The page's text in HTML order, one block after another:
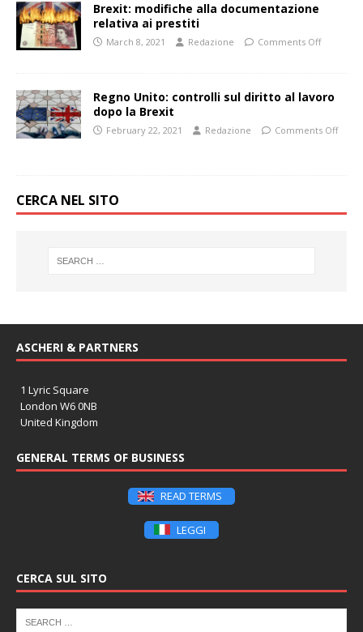
Brexit: modifiche alla documentazione
relativa ai prestiti
March 8, 2021 Redazione Comments Off
Regno Unito: controlli sul diritto al lavoro
dopo la Brexit
February 22, 2021 Redazione Comments Off
CERCA NEL SITO
ASCHERI & PARTNERS
1 Lyric Square
London W6 0NB
United Kingdom
GENERAL TERMS OF BUSINESS
READ TERMS
LEGGI
CERCA SUL SITO